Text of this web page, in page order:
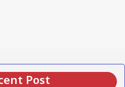
Post